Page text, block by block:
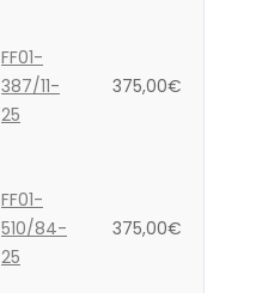
FF01-
387/11-
25
375,00€
FF01-
510/84-
25
375,00€